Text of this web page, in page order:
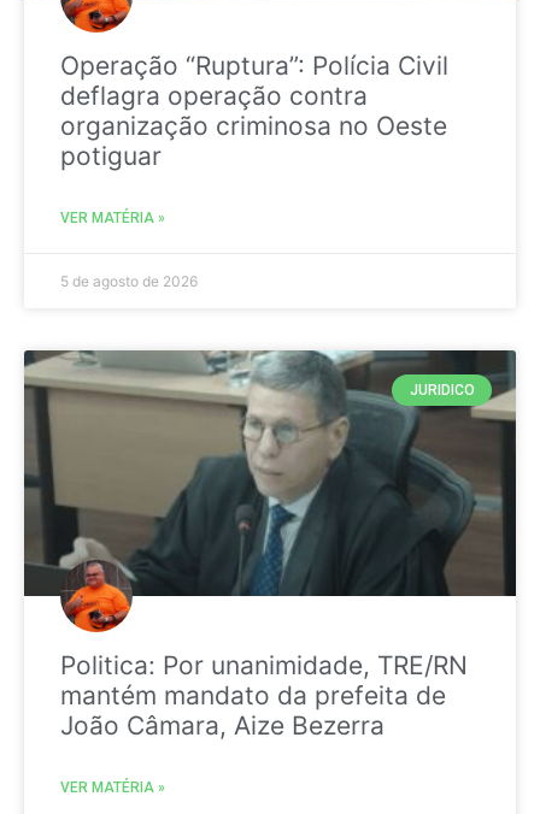
Operação “Ruptura”: Polícia Civil
deflagra operação contra
organização criminosa no Oeste
potiguar
VER MATÉRIA »
5 de agosto de 2026
JURIDICO
Politica: Por unanimidade, TRE/RN
mantém mandato da prefeita de
João Câmara, Aize Bezerra
VER MATÉRIA »